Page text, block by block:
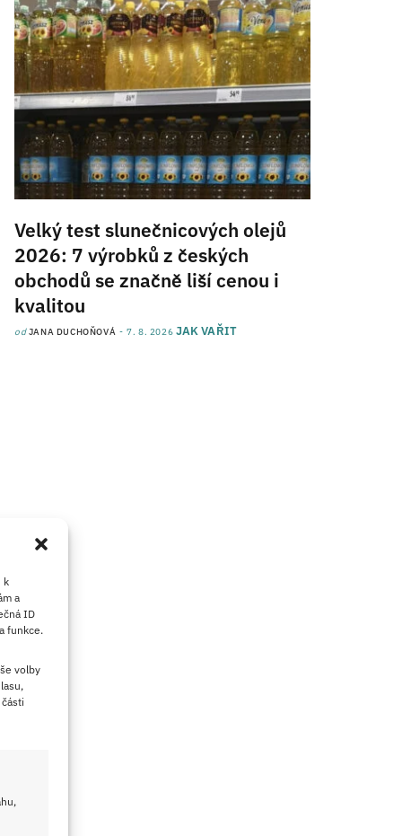
k
a
ID
funkce.
volby
Velký test slunečnicových olejů
2026: 7 výrobků z českých
obchodů se značně liší cenou i
kvalitou
odJANA DUCHOŇOVÁ 7. 8. 2026 JAK VAŘIT